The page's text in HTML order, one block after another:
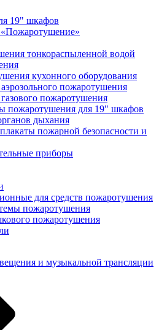
19" шкафов
тонкораспыленной водой
кухонного оборудования
пожаротушения
пожаротушения
пожаротушения для 19" шкафов
дыхания
пожарной безопасности и
приборы
для средств пожаротушения
пожаротушения
пожаротушения
и музыкальной трансляции